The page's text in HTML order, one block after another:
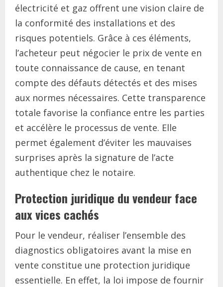
électricité et gaz offrent une vision claire de
la conformité des installations et des
risques potentiels. Grâce à ces éléments,
l’acheteur peut négocier le prix de vente en
toute connaissance de cause, en tenant
compte des défauts détectés et des mises
aux normes nécessaires. Cette transparence
totale favorise la confiance entre les parties
et accélère le processus de vente. Elle
permet également d’éviter les mauvaises
surprises après la signature de l’acte
authentique chez le notaire.
Protection juridique du vendeur face
aux vices cachés
Pour le vendeur, réaliser l’ensemble des
diagnostics obligatoires avant la mise en
vente constitue une protection juridique
essentielle. En effet, la loi impose de fournir